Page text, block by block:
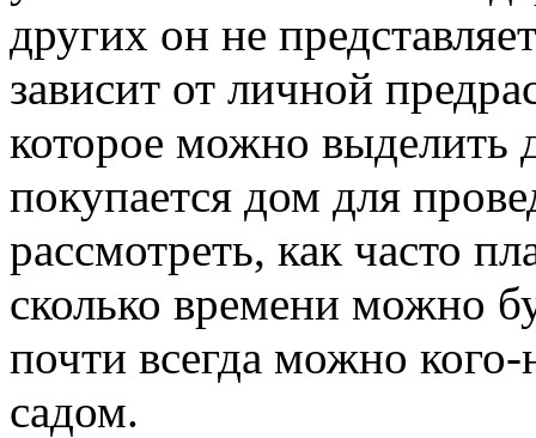
других он не
зависит от личной
которое можно выделить
покупается дом для
рассмотреть, как часто
сколько времени можно
почти всегда можно
садом.